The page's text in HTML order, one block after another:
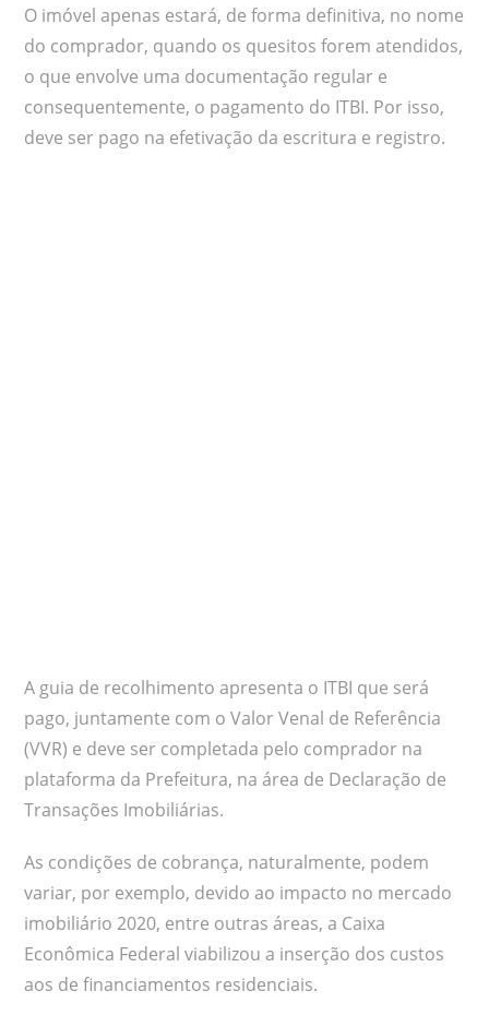
O imóvel apenas estará, de forma definitiva, no nome
do comprador, quando os quesitos forem atendidos,
o que envolve uma documentação regular e
consequentemente, o pagamento do ITBI. Por isso,
deve ser pago na efetivação da escritura e registro.
A guia de recolhimento apresenta o ITBI que será
pago, juntamente com o Valor Venal de Referência
(VVR) e deve ser completada pelo comprador na
plataforma da Prefeitura, na área de Declaração de
Transações Imobiliárias.
As condições de cobrança, naturalmente, podem
variar, por exemplo, devido ao impacto no mercado
imobiliário 2020, entre outras áreas, a Caixa
Econômica Federal viabilizou a inserção dos custos
aos de financiamentos residenciais.